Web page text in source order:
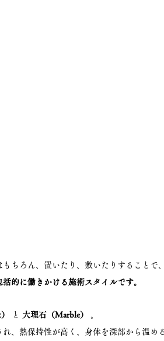
ちろん、置いたり、敷いたりすることで
的に働きかける施術スタイルです。
と 大理石（Marble） 。
、熱保持性が高く、身体を深部から温め